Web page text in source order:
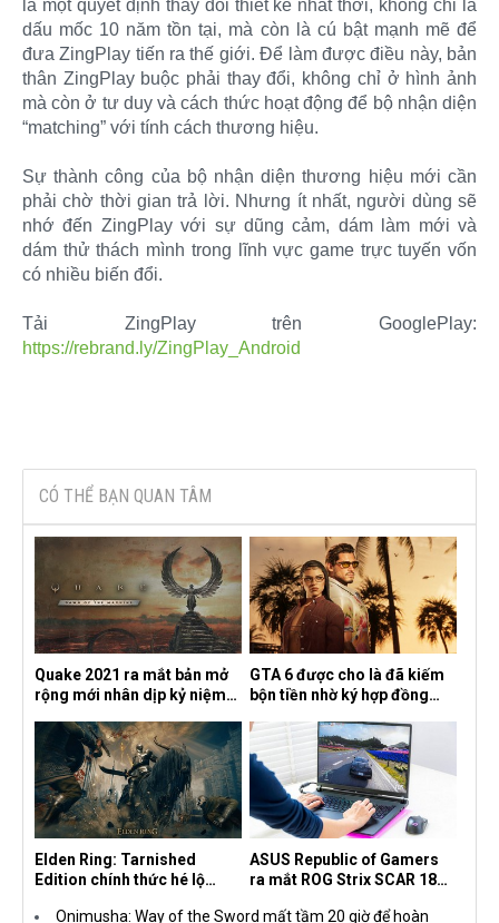
là một quyết định thay đổi thiết kế nhất thời, không chỉ là
dấu mốc 10 năm tồn tại, mà còn là cú bật mạnh mẽ để
đưa ZingPlay tiến ra thế giới. Để làm được điều này, bản
thân ZingPlay buộc phải thay đổi, không chỉ ở hình ảnh
mà còn ở tư duy và cách thức hoạt động để bộ nhận diện
“matching” với tính cách thương hiệu.
Sự thành công của bộ nhận diện thương hiệu mới cần
phải chờ thời gian trả lời. Nhưng ít nhất, người dùng sẽ
nhớ đến ZingPlay với sự dũng cảm, dám làm mới và
dám thử thách mình trong lĩnh vực game trực tuyến vốn
có nhiều biến đổi.
Tải ZingPlay trên GooglePlay:
https://rebrand.ly/ZingPlay_Android
CÓ THỂ BẠN QUAN TÂM
Quake 2021 ra mắt bản mở
rộng mới nhân dịp kỷ niệm
the Machine
GTA 6 được cho là đã kiếm
bộn tiền nhờ ký hợp đồng
Elden Ring: Tarnished
Edition chính thức hé lộ
ASUS Republic of Gamers
ra mắt ROG Strix SCAR 18
Onimusha: Way of the Sword mất tầm 20 giờ để hoàn